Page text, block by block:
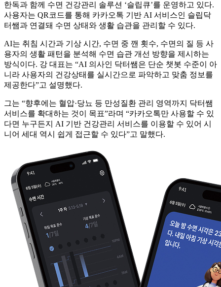
한독과 함께 수면 건강관리 솔루션 ‘슬립큐’를 운영하고 있다.
사용자는 QR코드를 통해 카카오톡 기반 AI 서비스인 슬립닥
터쌤과 연결돼 수면 상태와 생활 습관을 관리할 수 있다.
AI는 취침 시간과 기상 시간, 수면 중 깬 횟수, 수면의 질 등 사
용자의 생활 패턴을 분석해 수면 습관 개선 방향을 제시하는
방식이다. 강 대표는 “AI 의사인 닥터쌤은 단순 챗봇 수준이 아
니라 사용자의 건강상태를 실시간으로 파악하고 맞춤 정보를
제공한다”고 설명했다.
그는 “향후에는 혈압·당뇨 등 만성질환 관리 영역까지 닥터쌤
서비스를 확대하는 것이 목표”라며 “카카오톡만 사용할 수 있
다면 누구든지 AI 기반 건강관리 서비스를 이용할 수 있어 시
니어 세대 역시 쉽게 접근할 수 있다”고 말했다.